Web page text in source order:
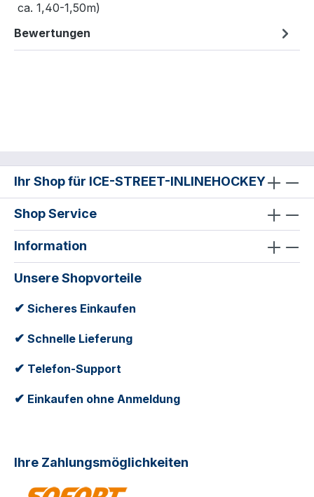
ca. 1,40-1,50m)
Bewertungen
Ihr Shop für ICE-STREET-INLINEHOCKEY
Shop Service
Information
Unsere Shopvorteile
✔ Sicheres Einkaufen
✔ Schnelle Lieferung
✔ Telefon-Support
✔ Einkaufen ohne Anmeldung
Ihre Zahlungsmöglichkeiten